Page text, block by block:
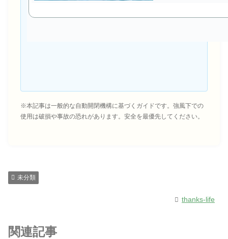
※本記事は一般的な自動開閉機構に基づくガイドです。強風下での
使用は破損や事故の恐れがあります。安全を最優先してください。
未分類
thanks-life
関連記事